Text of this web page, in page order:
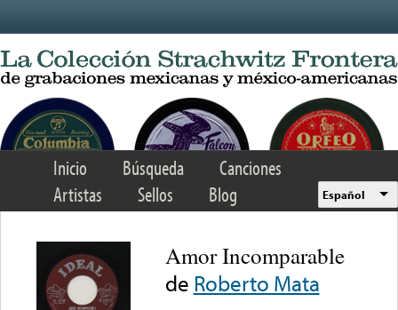
Inicio Búsqueda
Canciones
Artistas
Sellos Blog Español
Amor Incomparable
de Roberto Mata